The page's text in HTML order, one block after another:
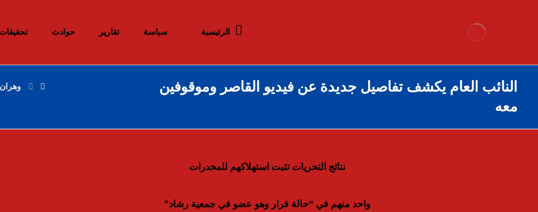
الرئيسية سياسة تقارير حوادث تحقيقات
النائب العام يكشف تفاصيل جديدة عن فيديو القاصر وموقوفين
معه
وهران
نتائج التحريات تثبت استهلاكهم للمخدرات
واحد منهم في “حالة فرار وهو عضو في جمعية رشاد”